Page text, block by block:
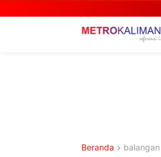
Beranda balangan